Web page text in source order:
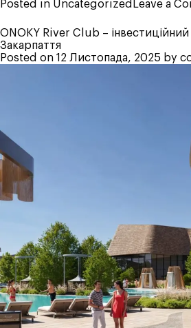
Posted in Uncategorized Leave a
ONOKY River Club –
Закарпаття
Posted on 12 Листопада, 2025 by